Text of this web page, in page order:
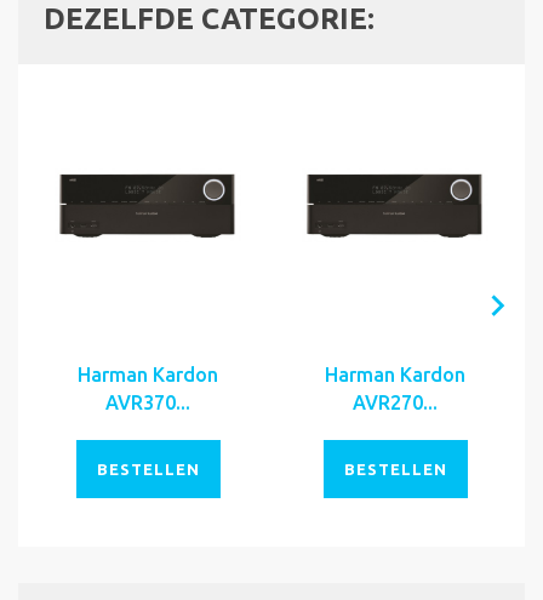
DEZELFDE CATEGORIE:
Harman Kardon
AVR370...
BESTELLEN
Harman Kardon
AVR270...
BESTELLEN